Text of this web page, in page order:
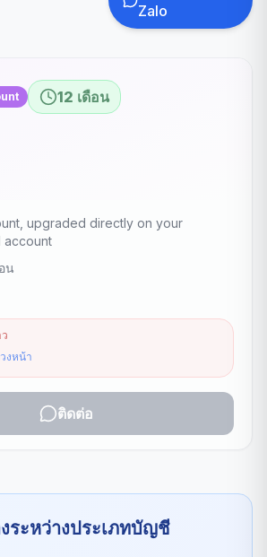
Zalo
12 เดือน
upgraded directly on your
account
น
งหน้า
ติดต่อ
ระหว่างประเภทบัญชี